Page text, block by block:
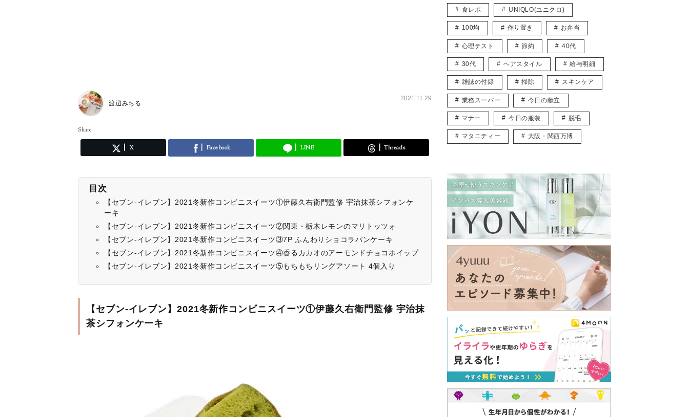
渡辺みちる
2021.11.29
Share
X Facebook LINE Threads
目次
【セブン-イレブン】2021冬新作コンビニスイーツ①伊藤久右衛門監修 宇治抹茶シフォンケ
ーキ
【セブン-イレブン】2021冬新作コンビニスイーツ②関東・栃木レモンのマリトッツォ
【セブン-イレブン】2021冬新作コンビニスイーツ③7P ふんわりショコラパンケーキ
【セブン-イレブン】2021冬新作コンビニスイーツ④香るカカオのアーモンドチョコホイップ
【セブン-イレブン】2021冬新作コンビニスイーツ⑤もちもちリングアソート 4個入り
【セブン-イレブン】2021冬新作コンビニスイーツ①伊藤久右衛門監修 宇治抹
茶シフォンケーキ
食レポ UNIQLO(ユニクロ)
100均 作り置き お弁当
心理テスト 節約 40代
30代 ヘアスタイル 給与明細
雑誌の付録 掃除 スキンケア
業務スーパー 今日の献立
マナー 今日の服装 脱毛
マタニティー 大阪・関西万博